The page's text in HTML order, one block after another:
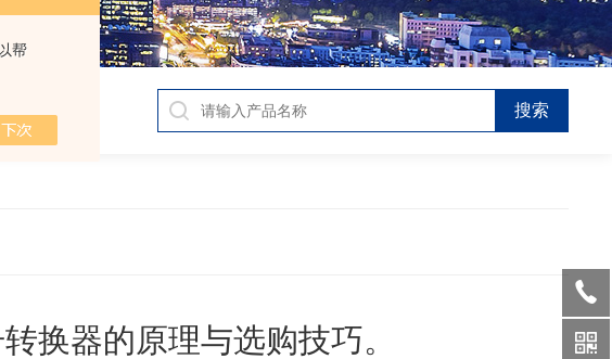
帮
换器的原理与选购技巧。